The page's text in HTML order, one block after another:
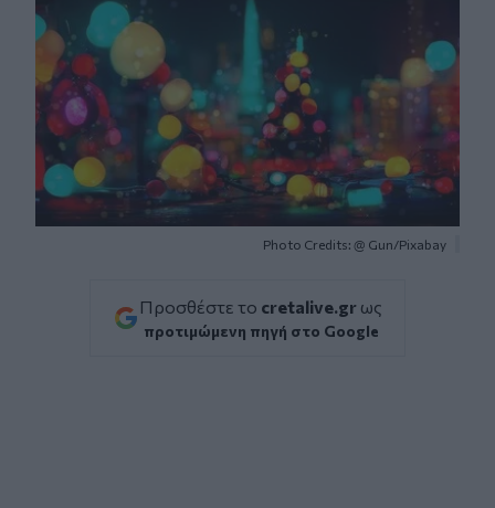
Photo Credits: @ Gun/Pixabay
Προσθέστε το cretalive.gr ως
προτιμώμενη πηγή στο Google